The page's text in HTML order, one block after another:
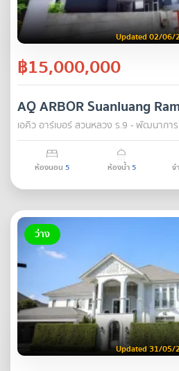
Updated 02/06/
฿15,000,000
AQ ARBOR Suanluang
เอคิว อาร์เบอร์ สวนหลวง ร.9 - พัฒนาการ
ห้องนอน 5 ห้องน้ำ5 จ
ว่าง
Updated 31/05/